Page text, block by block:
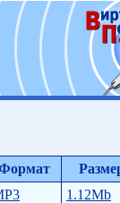
1.12Mb